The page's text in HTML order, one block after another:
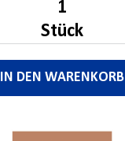
Stück
IN DEN WARENKORB